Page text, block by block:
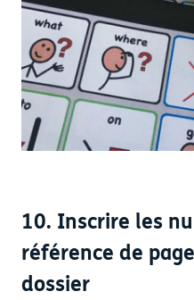
10. Inscrire les
référence de
dossier